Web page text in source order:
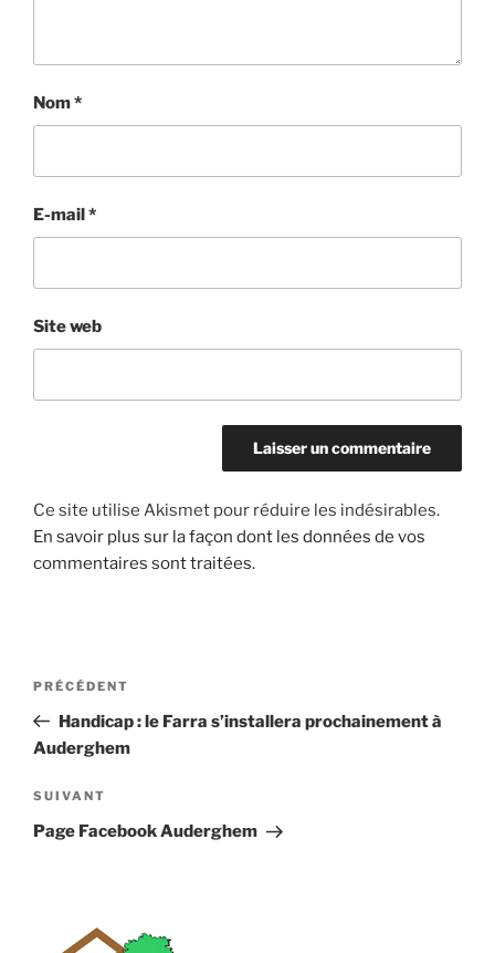
Nom*
E-mail*
Site web
Ce site utilise Akismet pour réduire les indésirables.
En savoir plus sur la façon dont les données de vos
commentaires sont traitées.
Navigation
l’article
Article
précédent
PRÉCÉDENT
Handicap : le Farra s’installera prochainement à
Auderghem
Article
suivant
SUIVANT
Page Facebook Auderghem